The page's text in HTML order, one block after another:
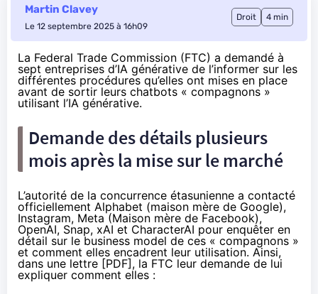
Martin Clavey
Le 12 septembre 2025 à 16h09
Droit 4 min
La Federal Trade Commission (FTC) a demandé à
sept entreprises d’IA générative de l’informer sur les
différentes procédures qu’elles ont mises en place
avant de sortir leurs chatbots « compagnons »
utilisant l’IA générative.
Demande des détails plusieurs
mois après la mise sur le marché
L’autorité de la concurrence étasunienne a contacté
officiellement Alphabet (maison mère de Google),
Instagram, Meta (Maison mère de Facebook),
OpenAI, Snap, xAI et CharacterAI pour enquêter en
détail sur le business model de ces « compagnons »
et comment elles encadrent leur utilisation. Ainsi,
dans une lettre [PDF], la FTC leur demande de lui
expliquer comment elles :